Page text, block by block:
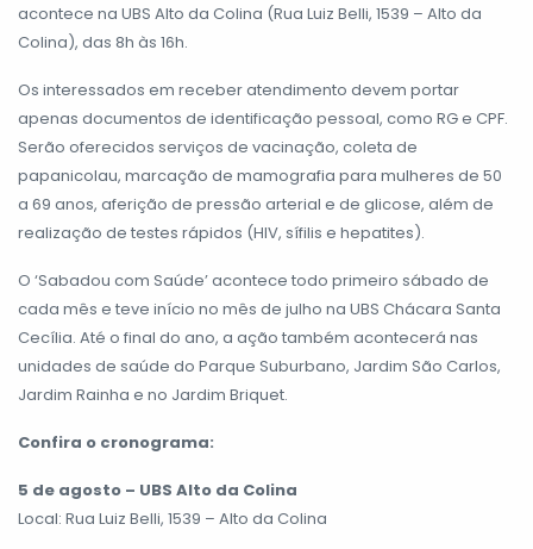
acontece na UBS Alto da Colina (Rua Luiz Belli, 1539 – Alto da
Colina), das 8h às 16h.
Os interessados em receber atendimento devem portar
apenas documentos de identificação pessoal, como RG e CPF.
Serão oferecidos serviços de vacinação, coleta de
papanicolau, marcação de mamografia para mulheres de 50
a 69 anos, aferição de pressão arterial e de glicose, além de
realização de testes rápidos (HIV, sífilis e hepatites).
O ‘Sabadou com Saúde’ acontece todo primeiro sábado de
cada mês e teve início no mês de julho na UBS Chácara Santa
Cecília. Até o final do ano, a ação também acontecerá nas
unidades de saúde do Parque Suburbano, Jardim São Carlos,
Jardim Rainha e no Jardim Briquet.
Confira o cronograma:
5 de agosto – UBS Alto da Colina
Local: Rua Luiz Belli, 1539 – Alto da Colina